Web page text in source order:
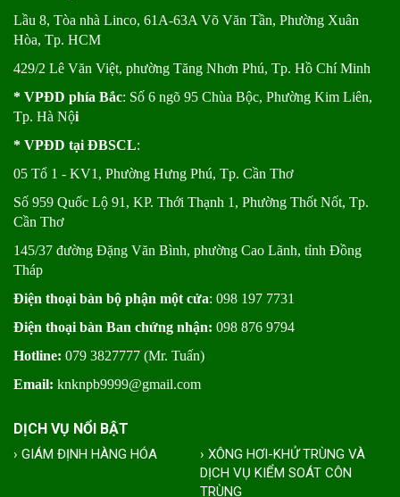
Lầu 8, Tòa nhà Linco, 61A-63A Võ Văn Tần, Phường Xuân
Hòa, Tp. HCM
429/2 Lê Văn Việt, phường Tăng Nhơn Phú, Tp. Hồ Chí Minh
* VPĐD phía Bắc: Số 6 ngõ 95 Chùa Bộc, Phường Kim Liên,
Tp. Hà Nội
* VPĐD tại ĐBSCL:
05 Tổ 1 - KV1, Phường Hưng Phú, Tp. Cần Thơ
Số 959 Quốc Lộ 91, KP. Thới Thạnh 1, Phường Thốt Nốt, Tp.
Cần Thơ
145/37 đường Đặng Văn Bình, phường Cao Lãnh, tỉnh Đồng
Tháp
Điện thoại bàn bộ phận một cửa: 098 197 7731
Điện thoại bàn Ban chứng nhận: 098 876 9794
Hotline: 079 3827777 (Mr. Tuấn)
Email: knknpb9999@gmail.com
DỊCH VỤ NỔI BẬT
› GIÁM ĐỊNH HÀNG HÓA
› XÔNG HƠI-KHỬ TRÙNG VÀ
DỊCH VỤ KIỂM SOÁT CÔN
TRÙNG